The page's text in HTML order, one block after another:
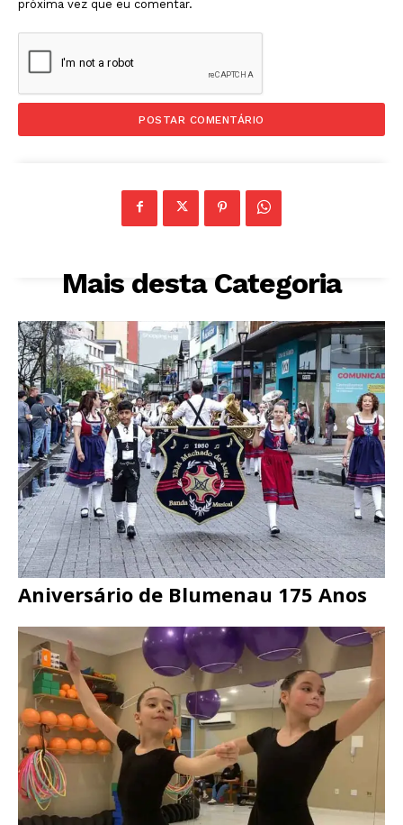
próxima vez que eu comentar.
Mais desta Categoria
Aniversário de Blumenau 175 Anos